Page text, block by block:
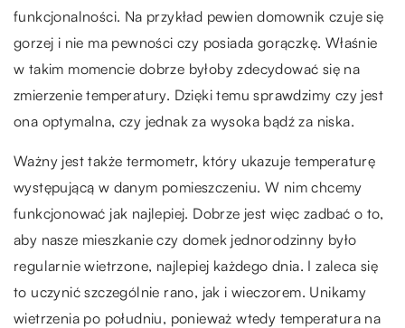
funkcjonalności. Na przykład pewien domownik czuje się
gorzej i nie ma pewności czy posiada gorączkę. Właśnie
w takim momencie dobrze byłoby zdecydować się na
zmierzenie temperatury. Dzięki temu sprawdzimy czy jest
ona optymalna, czy jednak za wysoka bądź za niska.
Ważny jest także termometr, który ukazuje temperaturę
występującą w danym pomieszczeniu. W nim chcemy
funkcjonować jak najlepiej. Dobrze jest więc zadbać o to,
aby nasze mieszkanie czy domek jednorodzinny było
regularnie wietrzone, najlepiej każdego dnia. I zaleca się
to uczynić szczególnie rano, jak i wieczorem. Unikamy
wietrzenia po południu, ponieważ wtedy temperatura na